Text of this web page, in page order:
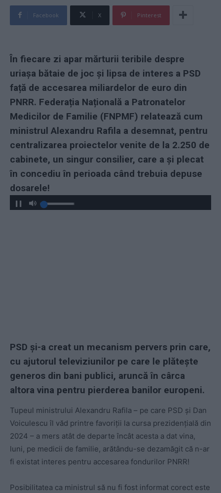
Facebook X Pinterest
În fiecare zi apar mărturii teribile despre
uriașa bătaie de joc și lipsa de interes a PSD
față de accesarea miliardelor de euro din
PNRR. Federația Națională a Patronatelor
Medicilor de Familie (FNPMF) relatează cum
ministrul Alexandru Rafila a desemnat, pentru
centralizarea proiectelor venite de la 2.250 de
cabinete, un singur consilier, care a și plecat
în concediu în perioada când trebuia depuse
dosarele!
PSD și-a creat un mecanism pervers prin care,
cu ajutorul televiziunilor pe care le plătește
generos din bani publici, aruncă în cârca
altora vina pentru pierderea banilor europeni.
Tupeul ministrului Alexandru Rafila – pe care PSD și Dan
Voiculescu îl văd printre favoriții la cursa prezidențială din
2024 – a mers atât de departe încât acesta a dat vina,
luni, pe medicii de familie, arătându-se dezamăgit că n-ar
fi existat interes pentru accesarea fondurilor PNRR!
Posibilitatea ca ministrul să nu fi fost informat corect este